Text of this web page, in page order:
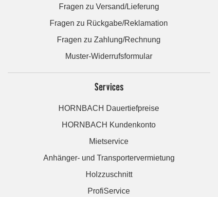
Fragen zu Versand/Lieferung
Fragen zu Rückgabe/Reklamation
Fragen zu Zahlung/Rechnung
Muster-Widerrufsformular
Services
HORNBACH Dauertiefpreise
HORNBACH Kundenkonto
Mietservice
Anhänger- und Transportervermietung
Holzzuschnitt
ProfiService